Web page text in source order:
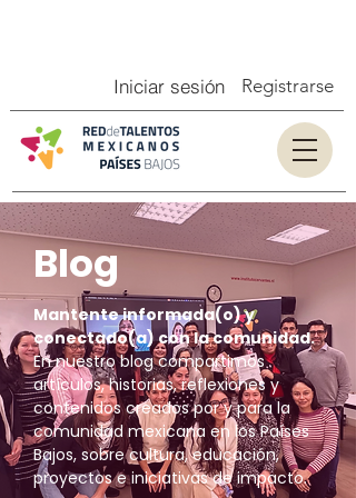
Iniciar sesión Registrarse
Blog
Mantente informada(o) y
conectado(a) con la comunidad.
En nuestro blog compartimos
artículos, historias, reflexiones y
contenidos creados por y para la
comunidad mexicana en los Países
Bajos, sobre cultura, educación,
proyectos e iniciativas de impacto.